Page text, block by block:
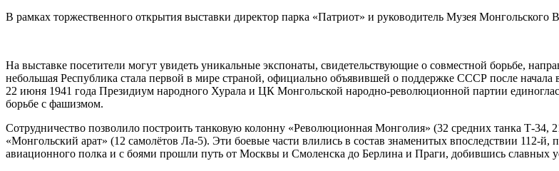
В рамках торжественного открытия выставки директор парка «Патриот» и руководитель Музея Монгольского
На выставке посетители могут увидеть уникальные экспонаты, свидетельствующие о совместной борьбе,
небольшая Республика стала первой в мире страной, официально объявившей о поддержке СССР после
22 июня 1941 года Президиум народного Хурала и ЦК Монгольской народно-революционной партии
борьбе с фашизмом.
Сотрудничество позволило построить танковую колонну «Революционная Монголия» (32 средних танка Т-
«Монгольский арат» (12 самолётов Ла-5). Эти боевые части влились в состав знаменитых впоследствии 112-й,
авиационного полка и с боями прошли путь от Москвы и Смоленска до Берлина и Праги, добившись славных